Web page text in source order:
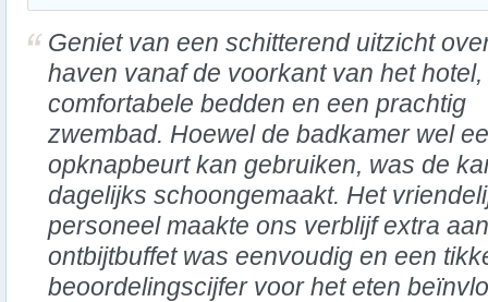
Geniet van een schitterend uitzicht
haven vanaf de voorkant van het hotel,
comfortabele bedden en een prachtig
zwembad. Hoewel de badkamer wel
opknapbeurt kan gebruiken, was de
dagelijks schoongemaakt. Het
personeel maakte ons verblijf extra
ontbijtbuffet was eenvoudig en een
beoordelingscijfer voor het eten